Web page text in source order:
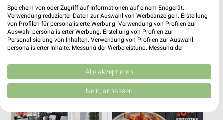
37,3 km
Musterring
Gültig bis Fr. 14.08.
37,3 km
Gartenmöbel-Abverkauf
Gültig bis Fr. 28.08.
Speichern von oder Zugriff auf Informationen auf einem Endgerät.
Verwendung reduzierter Daten zur Auswahl von Werbeanzeigen. Erstellung
von Profilen für personalisierte Werbung. Verwendung von Profilen zur
Auswahl personalisierter Werbung. Erstellung von Profilen zur
Personalisierung von Inhalten. Verwendung von Profilen zur Auswahl
personalisierter Inhalte. Messung der Werbeleistung. Messung der
Kombinationen von Daten aus verschiedenen Quellen. Entwicklung und
Verbesserung der Angebote. Verwendung reduzierter Daten zur Auswahl
von Inhalten.
Daten können außerhalb der Europäischen Union weitergegeben und in die
USA gesendet werden.
Website/App.
Alle akzeptieren
Nein, anpassen